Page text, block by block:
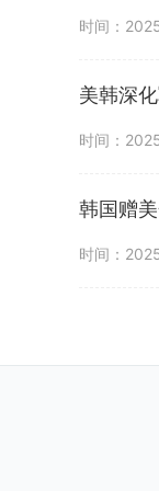
时间：
美韩深
时间：
韩国赠
时间：